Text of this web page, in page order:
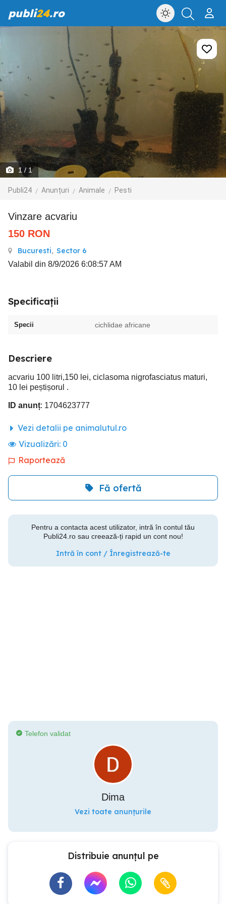
publi24.ro
1 / 1
Publi24 Anunțuri Animale Pesti
vinzare acvariu
150 RON
Bucuresti, Sector 6
Valabil din 8/9/2026 6:08:57 AM
Specificații
Specii cichlidae africane
Descriere
acvariu 100 litri,150 lei, ciclasoma nigrofasciatus maturi,
10 lei peștișorul .
ID anunț: 1704623777
Vezi detalii pe animalutul.ro
Vizualizări: 0
Raportează
Fă ofertă
Pentru a contacta acest utilizator, intră în contul tău
Publi24.ro sau creează-ți rapid un cont nou!
Intră în cont / Înregistrează-te
Telefon validat
Dima
Vezi toate anunțurile
Distribuie anunțul pe